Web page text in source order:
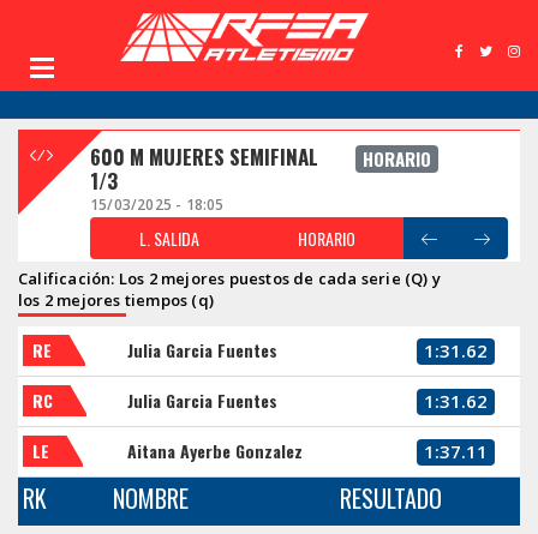
600 M MUJERES SEMIFINAL
1/3
HORARIO
15/03/2025 - 18:05
L. SALIDA HORARIO
Calificación: Los 2 mejores puestos de cada serie (Q) y
los 2 mejores tiempos (q)
RE Julia Garcia Fuentes 1:31.62
RC Julia Garcia Fuentes 1:31.62
LE Aitana Ayerbe Gonzalez 1:37.11
RK NOMBRE RESULTADO